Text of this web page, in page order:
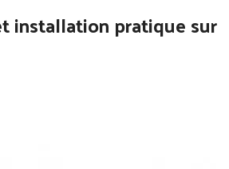
installation pratique sur